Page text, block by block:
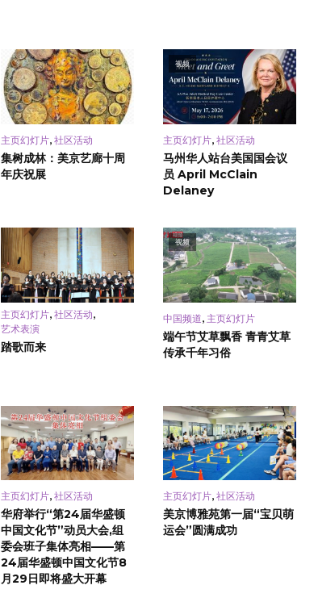
主页幻灯片 社区活动
集树成林：美京艺廊十周
年庆祝展
视频
主页幻灯片 社区活动
马州华人站台美国国会议
员 April McClain
Delaney
主页幻灯片 社区活动
艺术表演
踏歌而来
视频
中国频道 主页幻灯片
端午节艾草飘香 青青艾草
传承千年习俗
主页幻灯片, 社区活动
华府举行“第24届华盛顿
中国文化节”动员大会,组
委会班子集体亮相——第
24届华盛顿中国文化节8
月29日即将盛大开幕
主页幻灯片, 社区活动
美京博雅苑第一届“宝贝萌
运会”圆满成功